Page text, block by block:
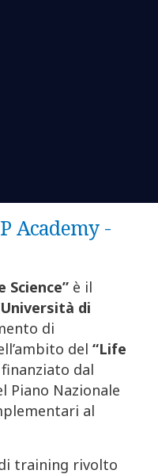
Academy -
Science” è il
Università di
di
del“Life
dal
Piano Nazionale
al
training rivolto